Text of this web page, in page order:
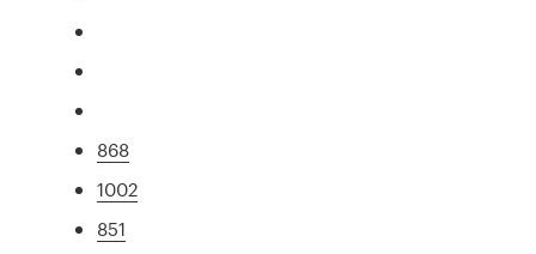
868
1002
851